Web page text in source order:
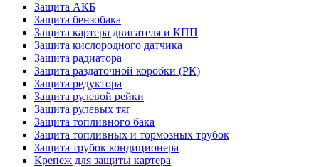
Защита АКБ
Защита бензобака
Защита картера двигателя и КПП
Защита кислородного датчика
Защита радиатора
Защита раздаточной коробки (РК)
Защита редуктора
Защита рулевой рейки
Защита рулевых тяг
Защита топливного бака
Защита топливных и тормозных трубок
Защита трубок кондиционера
Крепеж для защиты картера